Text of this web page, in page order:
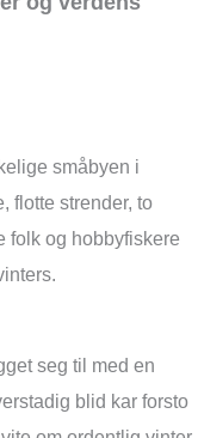
småbyen i
flotte strender, to
folk og hobbyfiskere
seg til med en
blid kar forsto